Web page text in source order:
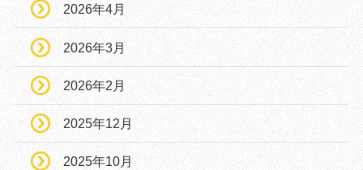
2026年4月
2026年3月
2026年2月
2025年12月
2025年10月